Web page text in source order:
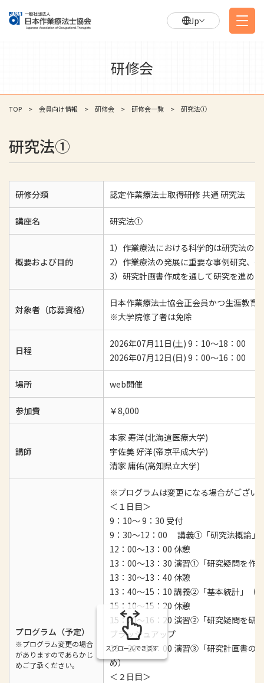
Jp
研修会
TOP 会員向け情報 研修会 研修会一覧 研究法①
研究法①
研修分類 認定作業療法士取得研修 共通 研究法
講座名 研究法①
概要および目的
1）作業療法における科学的は研究法の
2）作業療法の発展に重要な事例研究、
3）研究計画書作成を通して研究を進め
対象者（応募資格）
日本作業療法士協会正会員かつ生涯教育
※大学院修了者は免除
日程
2026年07月11日(土) 9：10～18：00
2026年07月12日(日) 9：00～16：00
場所 web開催
参加費 ￥8,000
講師
本家 寿洋(北海道医療大学)
宇佐美 好洋(帝京平成大学)
清家 庸佑(高知県立大学)
プログラム（予定）
※プログラム変更の場合
がありますのであらかじ
めご了承ください。
※プログラムは変更になる場合がござい
＜１日目＞
9：10～ 9：30 受付
9：30～12：00 講義①「研究法概論」
12：00～13：00 休憩
13：00～13：30 演習①「研究疑問を作
13：30～13：40 休憩
13：40～15：10 講義②「基本統計」（+
15：10～15：20 休憩
15：20～16：20 演習②「研究疑問を研
ブラッシュアップ
16：20～18：00 演習③「研究計画書の
め）
＜２日目＞
スクロールできます